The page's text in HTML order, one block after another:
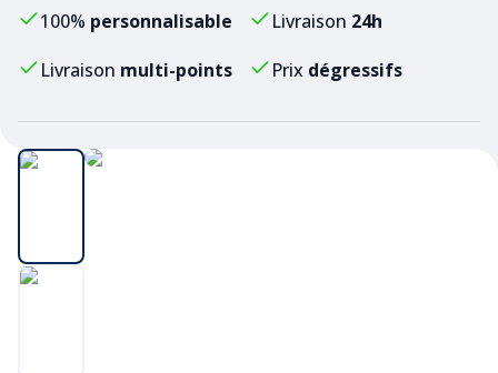
100% personnalisable Livraison 24h
Livraison multi-points Prix dégressifs